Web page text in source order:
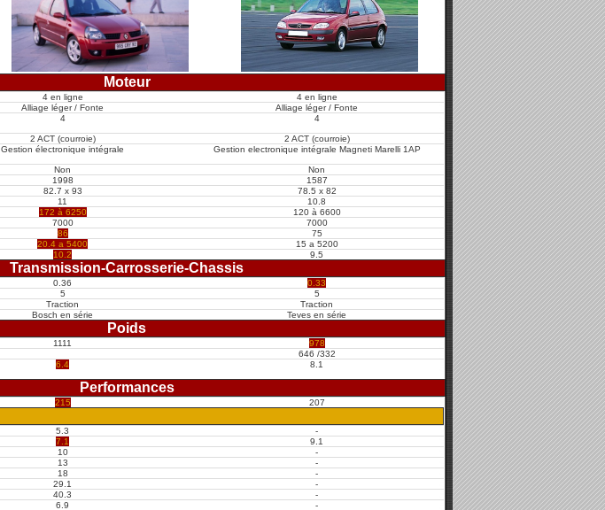
Moteur
4 en ligne
4 en ligne
Alliage léger / Fonte
Alliage léger / Fonte
4 4
2 ACT (courroie)
2 ACT (courroie)
Gestion électronique intégrale Gestion electronique intégrale Magneti Marelli 1AP
Non
Non
1998
1587
82.7 x 93
78.5 x 82
11
10.8
172 à 6250
120 à 6600
7000
7000
86
75
20.4 a 5400
15 a 5200
10.2 9.5
Transmission-Carrosserie-Chassis
0.36
0.33
5
5
Traction
Traction
Bosch en série Teves en série
Poids
1111
978
646 /332
6.4 8.1
Performances
215 207
5.3
-
7.1
9.1
10
-
13
-
18
-
29.1
-
40.3
-
6.9 -